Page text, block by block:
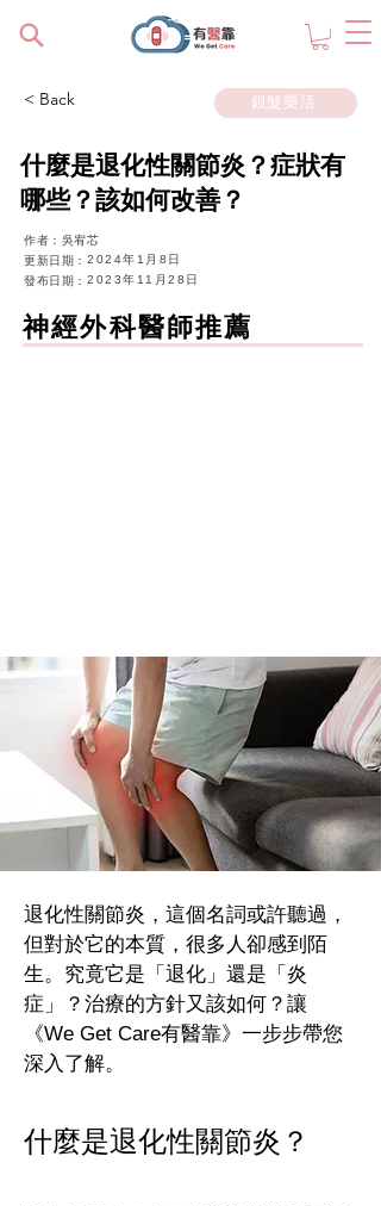
< Back 銀髮樂活
什麼是退化性關節炎？症狀有
哪些？該如何改善？
​作者：吳宥芯
更新日期： 2024年1月8日
發布日期： 2023年11月28日
神經外科醫師推薦
退化性關節炎，這個名詞或許聽過，
但對於它的本質，很多人卻感到陌
生。究竟它是「退化」還是「炎
症」？治療的方針又該如何？讓
《We Get Care有醫靠》一步步帶您
深入了解。
什麼是退化性關節炎？